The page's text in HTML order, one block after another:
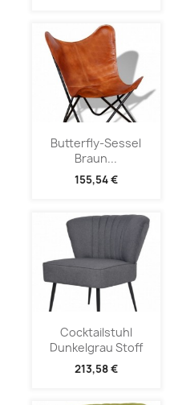
Butterfly-Sessel
Braun...
155,54 €
Cocktailstuhl
Dunkelgrau Stoff
213,58 €